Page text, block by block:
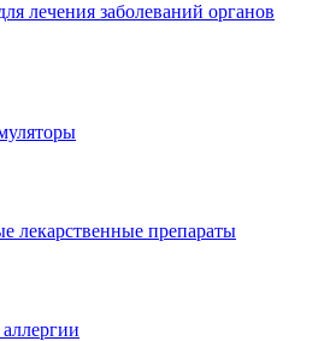
лечения заболеваний органов
лекарственные препараты